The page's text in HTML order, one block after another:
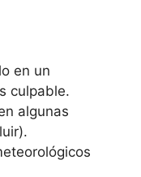
en un
culpable.
algunas